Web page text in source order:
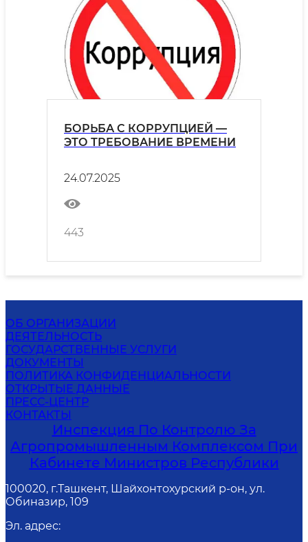
БОРЬБА С КОРРУПЦИЕЙ —
ЭТО ТРЕБОВАНИЕ ВРЕМЕНИ
24.07.2025
443
ОБ ОРГАНИЗАЦИИ
ДЕЯТЕЛЬНОСТЬ
ГОСУДАРСТВЕННЫЕ УСЛУГИ
ДОКУМЕНТЫ
ПОЛИТИКА КОНФИДЕНЦИАЛЬНОСТИ
ОТКРЫТЫЕ ДАННЫЕ
ПРЕСС-ЦЕНТР
КОНТАКТЫ
Инспекция По Контролю За
Агропромышленным Комплексом При
Кабинете Министров Республики
100020, г.Ташкент, Шайхонтохурский р-он, ул.
Обиназир, 109
Эл. адрес: